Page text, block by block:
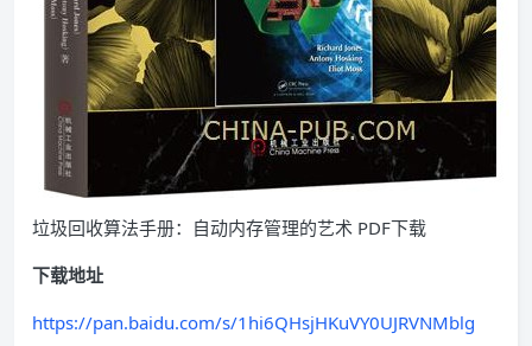
垃圾回收算法手册：自动内存管理的艺术 PDF下载
下载地址
https://pan.baidu.com/s/1hi6QHsjHKuVY0UJRVNMblg